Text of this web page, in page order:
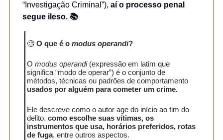
“Investigação Criminal”), aí o processo penal
segue ileso. 📚
🧐 O que é o modus operandi?
O modus operandi(expressão em latim que
significa “modo de operar”) é o conjunto de
métodos, técnicas ou padrões de comportamento
usados por alguém para cometer um crime.
Ele descreve como o autor age do início ao fim do
delito, como escolhe suas vítimas, os
instrumentos que usa, horários preferidos, rotas
de fuga, entre outros aspectos.